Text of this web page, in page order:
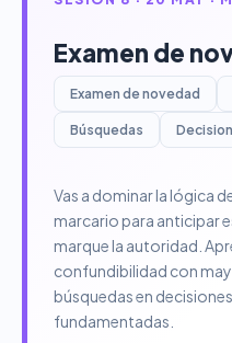
Examen de
Examen de novedad
Búsquedas
Vas a dominar la lógica
marcario para anticipar
marque la autoridad.
confundibilidad con
búsquedas en
fundamentadas.